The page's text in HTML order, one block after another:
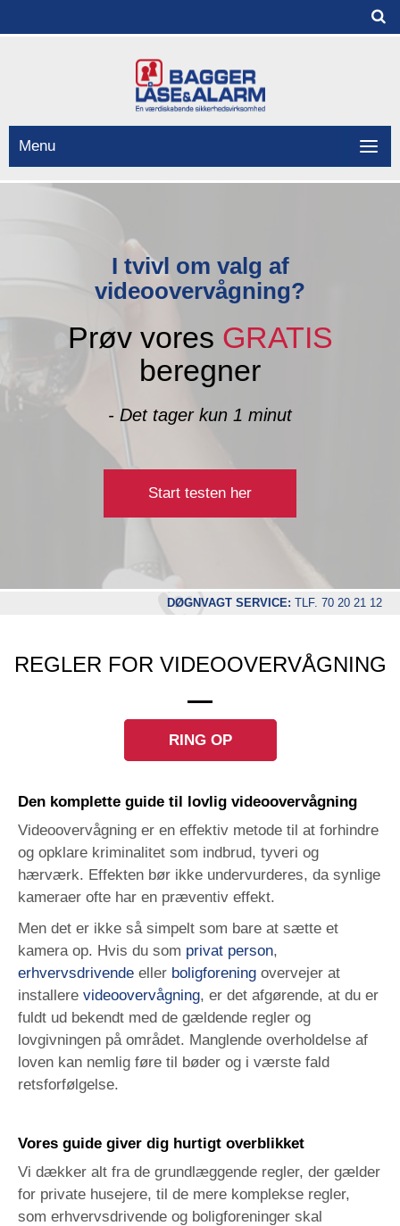
Menu
I tvivl om valg af
videoovervågning?
Prøv vores GRATIS
beregner
- Det tager kun 1 minut
Start testen her
DØGNVAGT SERVICE: TLF. 70 20 21 12
REGLER FOR VIDEOOVERVÅGNING
RING OP
Den komplette guide til lovlig videoovervågning
Videoovervågning er en effektiv metode til at forhindre
og opklare kriminalitet som indbrud, tyveri og
hærværk. Effekten bør ikke undervurderes, da synlige
kameraer ofte har en præventiv effekt.
Men det er ikke så simpelt som bare at sætte et
kamera op. Hvis du som privat person,
erhvervsdrivende eller boligforening overvejer at
installere videoovervågning, er det afgørende, at du er
fuldt ud bekendt med de gældende regler og
lovgivningen på området. Manglende overholdelse af
loven kan nemlig føre til bøder og i værste fald
retsforfølgelse.
Vores guide giver dig hurtigt overblikket
Vi dækker alt fra de grundlæggende regler, der gælder
for private husejere, til de mere komplekse regler,
som erhvervsdrivende og boligforeninger skal